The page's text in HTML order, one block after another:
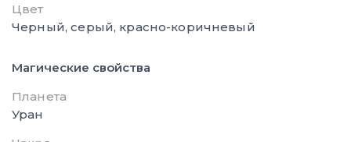
Цвет
Черный, серый, красно-коричневый
Магические свойства
Планета
Уран